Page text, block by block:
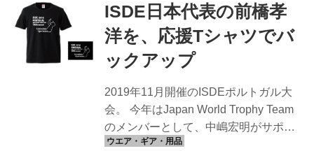
月8日には、決められたスケジュールで
受付車検を完了。音量測定に不安を抱
えていたもの、メカニックの平田雅宏
や池田忠夫の尽力によって余裕を持っ
整に余念が無い渡辺学。食べ物やサプ
リメントなどにも最大限の気を遣う。
時間があれば、どこでもス...
ISDE日本代表の前橋孝
洋を、応援Tシャツでバ
ックアップ
2019年11月開催のISDEポルトガル大
会。 今年はJapan World Trophy Team
のメンバーとして、中嶋宏明がサポー
ト、前橋孝洋がライダーとして参戦す